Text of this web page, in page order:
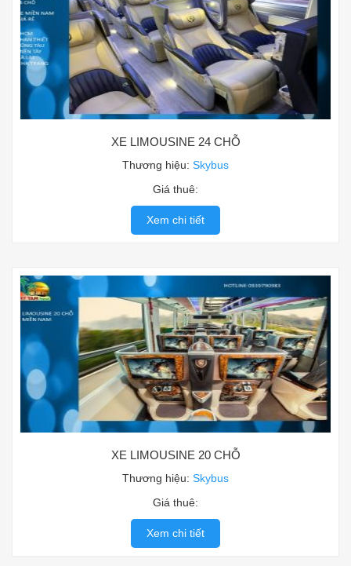
XE LIMOUSINE 24 CHỖ
Thương hiệu: Skybus
Giá thuê:
Xem chi tiết
XE LIMOUSINE 20 CHỖ
Thương hiệu: Skybus
Giá thuê:
Xem chi tiết